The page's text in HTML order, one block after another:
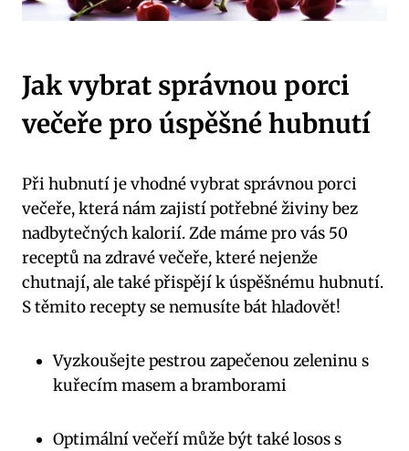
Jak vybrat správnou porci
večeře pro úspěšné hubnutí
Při hubnutí je vhodné vybrat správnou porci
večeře, která nám zajistí potřebné živiny bez
nadbytečných kalorií. Zde máme pro vás 50
receptů na zdravé večeře, které nejenže
chutnají, ale také přispějí k úspěšnému hubnutí.
S těmito recepty se nemusíte bát hladovět!
Vyzkoušejte pestrou zapečenou zeleninu s
kuřecím masem a bramborami
Optimální večeří může být také losos s